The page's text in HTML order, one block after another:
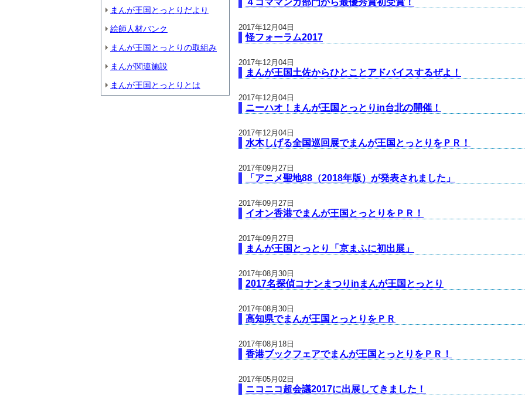
まんが王国とっとりだより
絵師人材バンク
まんが王国とっとりの取組み
まんが関連施設
まんが王国とっとりとは
４コママンガ部門から最優秀賞初受賞！
2017年12月04日
怪フォーラム2017
2017年12月04日
まんが王国土佐からひとことアドバイスするぜよ！
2017年12月04日
ニーハオ！まんが王国とっとりin台北の開催！
2017年12月04日
水木しげる全国巡回展でまんが王国とっとりをＰＲ！
2017年09月27日
「アニメ聖地88（2018年版）が発表されました」
2017年09月27日
イオン香港でまんが王国とっとりをＰＲ！
2017年09月27日
まんが王国とっとり「京まふに初出展」
2017年08月30日
2017名探偵コナンまつりinまんが王国とっとり
2017年08月30日
高知県でまんが王国とっとりをＰＲ
2017年08月18日
香港ブックフェアでまんが王国とっとりをＰＲ！
2017年05月02日
ニコニコ超会議2017に出展してきました！